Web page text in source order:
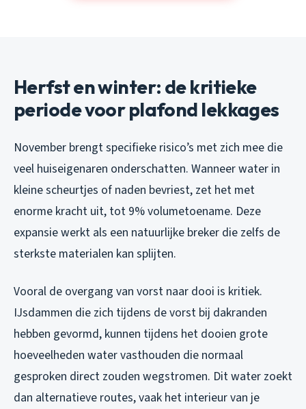
Herfst en winter: de kritieke
periode voor plafond lekkages
November brengt specifieke risico’s met zich mee die
veel huiseigenaren onderschatten. Wanneer water in
kleine scheurtjes of naden bevriest, zet het met
enorme kracht uit, tot 9% volumetoename. Deze
expansie werkt als een natuurlijke breker die zelfs de
sterkste materialen kan splijten.
Vooral de overgang van vorst naar dooi is kritiek.
IJsdammen die zich tijdens de vorst bij dakranden
hebben gevormd, kunnen tijdens het dooien grote
hoeveelheden water vasthouden die normaal
gesproken direct zouden wegstromen. Dit water zoekt
dan alternatieve routes, vaak het interieur van je